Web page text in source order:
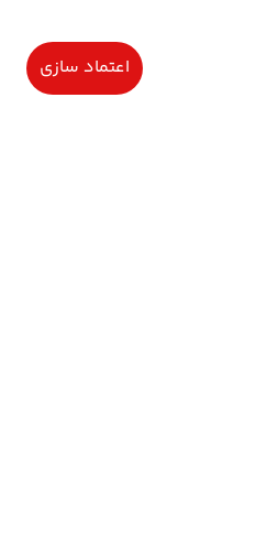
اعتماد سازی